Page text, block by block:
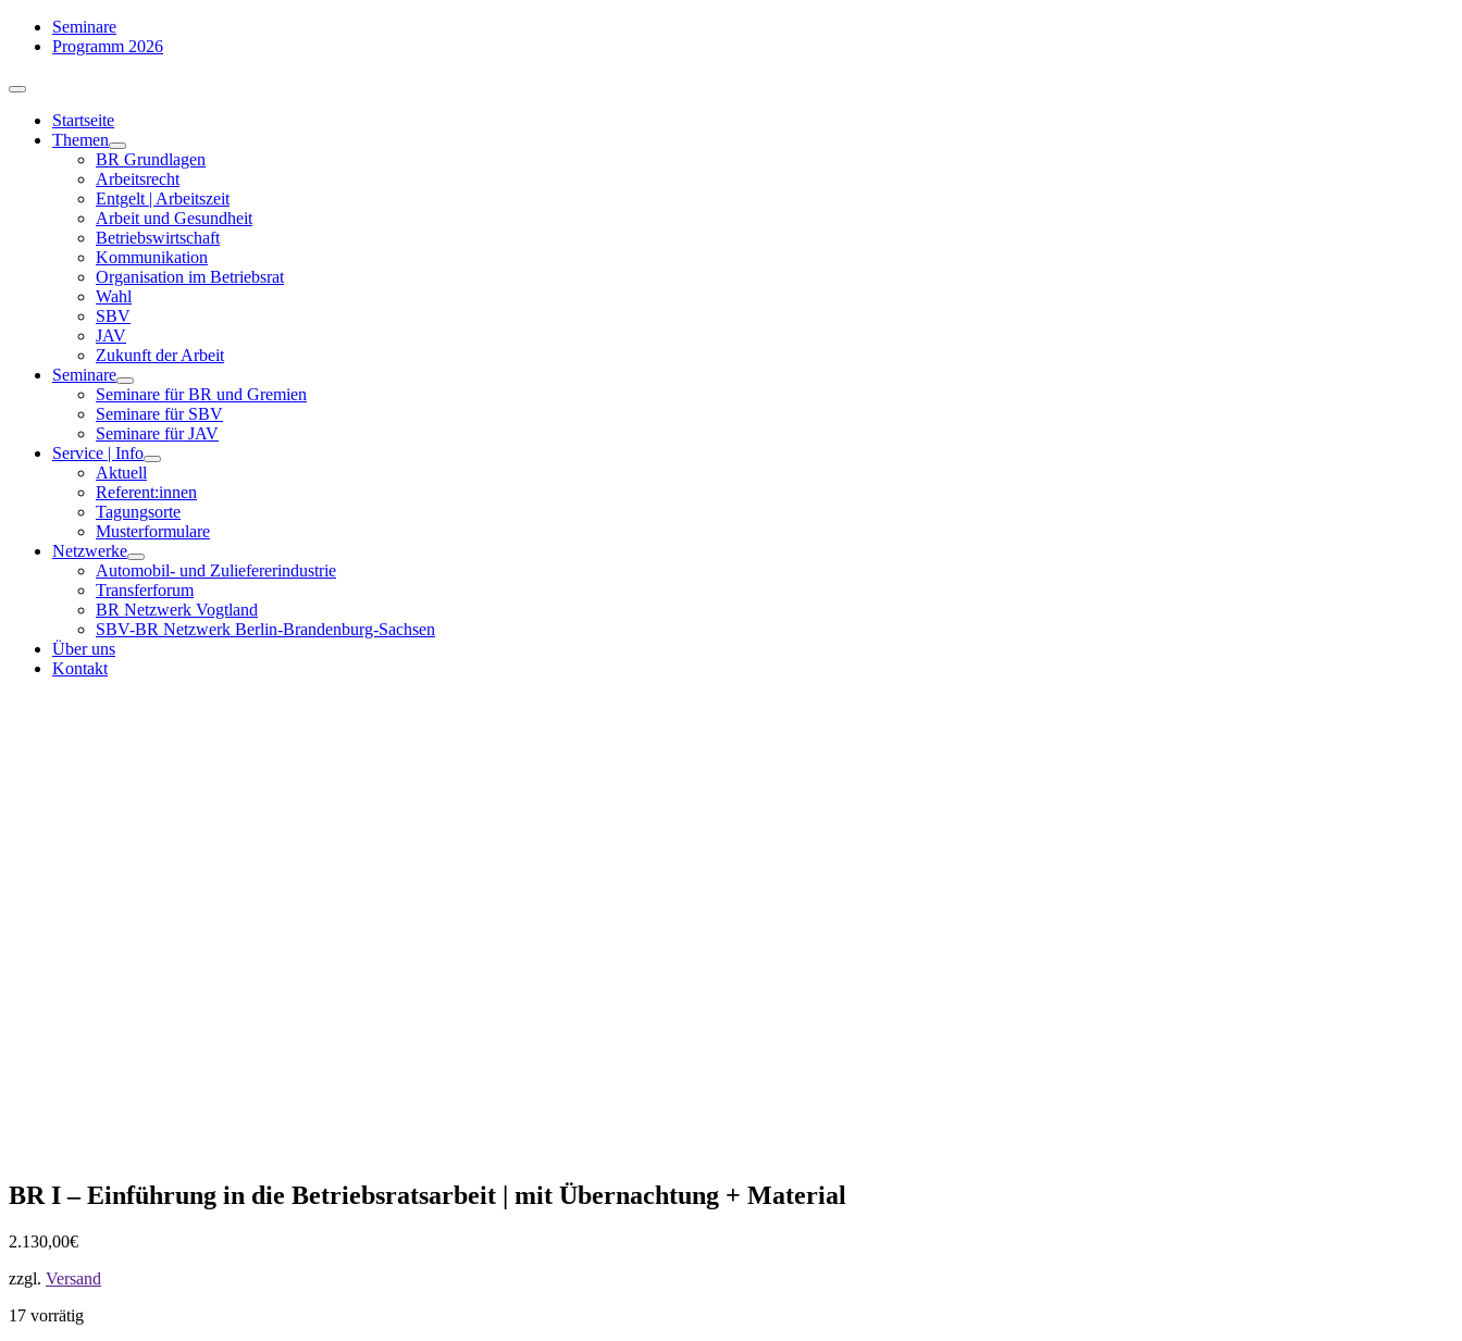
Zum
Inhalt
Seminare
Programm 2026
Toggle
NavigationStartseite
Themen
BR Grundlagen
Arbeits­recht
Entgelt | Arbeitszeit
Arbeit und Gesundheit
Betriebswirtschaft
Kommuni­kation
Organisation im Betriebsrat
Wahl
SBV
JAV
Zukunft der Arbeit
Seminare
Seminare für BR und Gremien
Seminare für SBV
Seminare für JAV
Service | Info
Aktuell
Referent:innen
Tagungsorte
Musterformulare
Netzwerke
Automobil- und Zuliefererindustrie
Transferforum
BR Netzwerk Vogtland
SBV-BR Netzwerk Berlin-Brandenburg-Sachsen
Über uns
Kontakt
BR I – Einführung in die Betriebsratsarbeit | mit Übernachtung + Material
2.130,00€
zzgl. Versand
17 vorrätig